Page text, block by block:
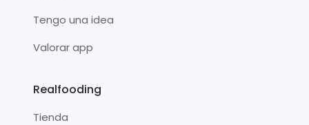
Tengo una idea
Valorar app
Realfooding
Tienda